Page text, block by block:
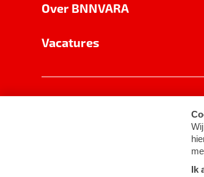
Over BNNVARA
Vacatures
Cookie-instellingen